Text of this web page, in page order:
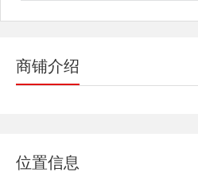
商铺介绍
位置信息